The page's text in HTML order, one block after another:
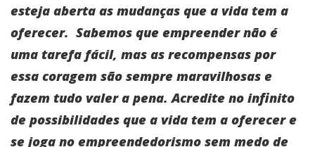
esteja aberta as mudanças que a vida tem a
oferecer. Sabemos que empreender não é
uma tarefa fácil, mas as recompensas por
essa coragem são sempre maravilhosas e
fazem tudo valer a pena. Acredite no infinito
de possibilidades que a vida tem a oferecer e
se joga no empreendedorismo sem medo de